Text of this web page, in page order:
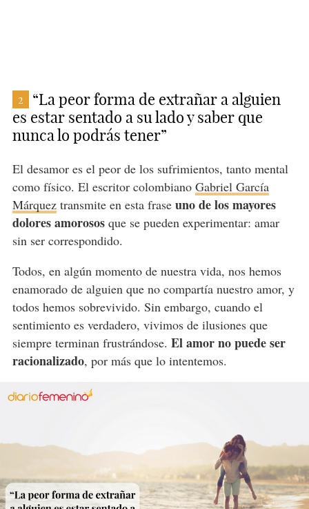
2
“La peor forma de extrañar a alguien
es estar sentado a su lado y saber que
nunca lo podrás tener”
El desamor es el peor de los sufrimientos, tanto mental
como físico. El escritor colombiano Gabriel García
Márqueztransmite en esta frase uno de los mayores
dolores amorososque se pueden experimentar: amar
sin ser correspondido.
Todos, en algún momento de nuestra vida, nos hemos
enamorado de alguien que no compartía nuestro amor, y
todos hemos sobrevivido. Sin embargo, cuando el
sentimiento es verdadero, vivimos de ilusiones que
siempre terminan frustrándose. El amor no puede ser
racionalizado, por más que lo intentemos.